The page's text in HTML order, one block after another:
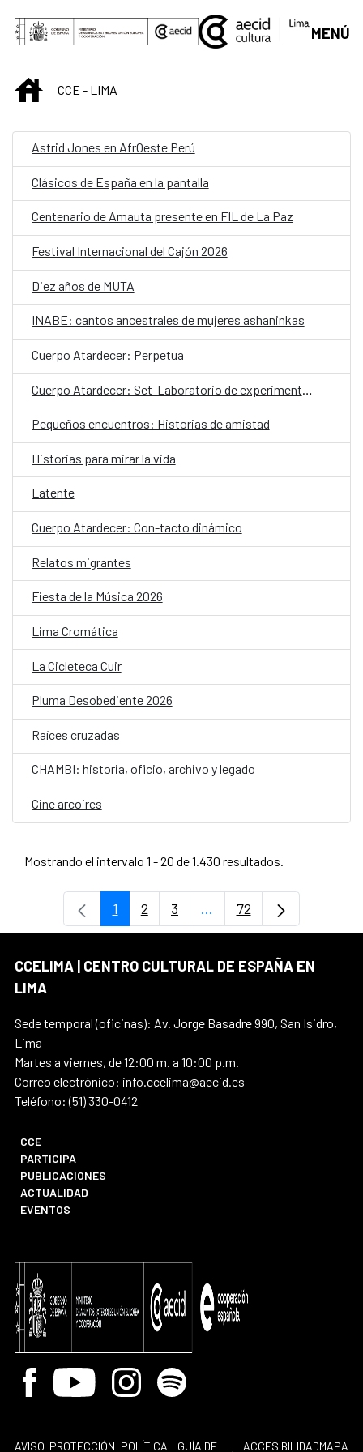
Saltar al contenido principal
MENÚ
INICIOCCE - LIMA
Astrid Jones en AfrOeste Perú
Clásicos de España en la pantalla
Centenario de Amauta presente en FIL de La Paz
Festival Internacional del Cajón 2026
Diez años de MUTA
INABE: cantos ancestrales de mujeres ashaninkas
Cuerpo Atardecer: Perpetua
Pequeños encuentros: Historias de amistad
Historias para mirar la vida
Latente
Cuerpo Atardecer: Con-tacto dinámico
Relatos migrantes
Fiesta de la Música 2026
Lima Cromática
La Cicleteca Cuir
Pluma Desobediente 2026
Raíces cruzadas
CHAMBI: historia, oficio, archivo y legado
Cine arcoires
Mostrando el intervalo 1 - 20 de 1.430 resultados.
Página
1 Página
2 Página
3 ...Páginas intermedias
Página
72
CCELIMA | CENTRO CULTURAL DE ESPAÑA EN
LIMA
Sede temporal (oficinas): Av. Jorge Basadre 990, San Isidro,
Lima
Martes a viernes, de 12:00 m. a 10:00 p.m.
Correo electrónico: info.ccelima@aecid.es
Teléfono: (51) 330-0412
CCE
PARTICIPA
PUBLICACIONES
ACTUALIDAD
EVENTOS
Facebook
Youtube InstagramSpotify
AVISO PROTECCIÓN POLÍTICA
GUÍA DE
ACCESIBILIDADMAPA